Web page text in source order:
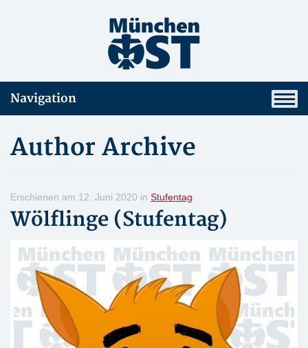
Navigation
Author Archive
Erschienen am 12. Juni 2020 in Stufentag
Wölflinge (Stufentag)